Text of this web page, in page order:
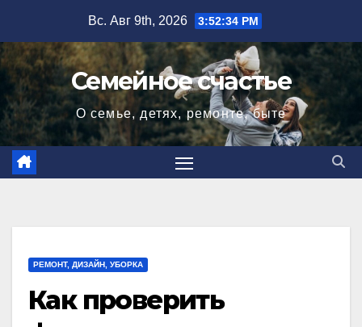
содержимому
Вс. Авг 9th, 2026 3:52:36 PM
Семейное счастье
О семье, детях, ремонте, быте
РЕМОНТ, ДИЗАЙН, УБОРКА
Как проверить